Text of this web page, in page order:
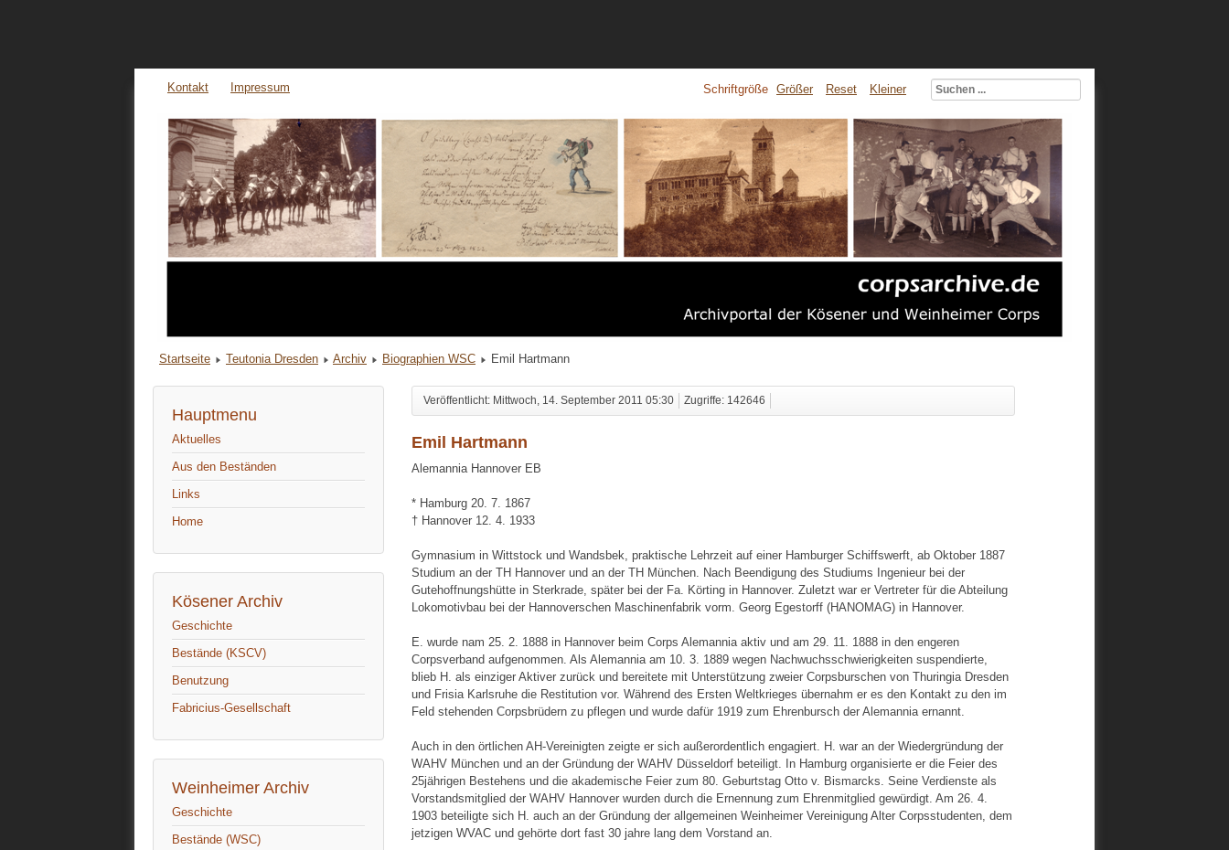
Kontakt Impressum Schriftgröße Größer Reset Kleiner
Startseite Teutonia Dresden Archiv Biographien WSC Emil Hartmann
Hauptmenu
Aktuelles
Aus den Beständen
Links
Home
Kösener Archiv
Geschichte
Bestände (KSCV)
Benutzung
Fabricius-Gesellschaft
Weinheimer Archiv
Geschichte
Bestände (WSC)
Veröffentlicht: Mittwoch, 14. September 2011 05:30 Zugriffe: 142646
Emil Hartmann
Alemannia Hannover EB
* Hamburg 20. 7. 1867
† Hannover 12. 4. 1933
Gymnasium in Wittstock und Wandsbek, praktische Lehrzeit auf einer Hamburger Schiffswerft, ab Oktober 1887
Studium an der TH Hannover und an der TH München. Nach Beendigung des Studiums Ingenieur bei der
Gutehoffnungshütte in Sterkrade, später bei der Fa. Körting in Hannover. Zuletzt war er Vertreter für die Abteilung
Lokomotivbau bei der Hannoverschen Maschinenfabrik vorm. Georg Egestorff (HANOMAG) in Hannover.
E. wurde nam 25. 2. 1888 in Hannover beim Corps Alemannia aktiv und am 29. 11. 1888 in den engeren
Corpsverband aufgenommen. Als Alemannia am 10. 3. 1889 wegen Nachwuchsschwierigkeiten suspendierte,
blieb H. als einziger Aktiver zurück und bereitete mit Unterstützung zweier Corpsburschen von Thuringia Dresden
und Frisia Karlsruhe die Restitution vor. Während des Ersten Weltkrieges übernahm er es den Kontakt zu den im
Feld stehenden Corpsbrüdern zu pflegen und wurde dafür 1919 zum Ehrenbursch der Alemannia ernannt.
Auch in den örtlichen AH-Vereinigten zeigte er sich außerordentlich engagiert. H. war an der Wiedergründung der
WAHV München und an der Gründung der WAHV Düsseldorf beteiligt. In Hamburg organisierte er die Feier des
25jährigen Bestehens und die akademische Feier zum 80. Geburtstag Otto v. Bismarcks. Seine Verdienste als
Vorstandsmitglied der WAHV Hannover wurden durch die Ernennung zum Ehrenmitglied gewürdigt. Am 26. 4.
1903 beteiligte sich H. auch an der Gründung der allgemeinen Weinheimer Vereinigung Alter Corpsstudenten, dem
jetzigen WVAC und gehörte dort fast 30 jahre lang dem Vorstand an.